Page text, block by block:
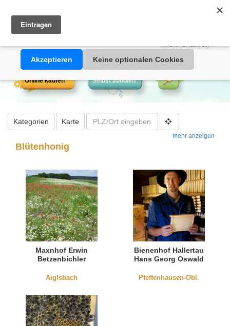
Warenkorb
Diese Website verwendet Cookies. Durch die Nutzung dieser
Webseite erklären Sie sich damit einverstanden, dass Cookies
Akzeptieren
Keine optionalen Cookies
Online kaufen Selbst abholen
Kategorien Karte
mehr anzeigen
Blütenhonig
Maxnhof Erwin
Betzenbichler
Aiglsbach
Bienenhof Hallertau
Hans Georg Oswald
Pfeffenhausen-Obl.